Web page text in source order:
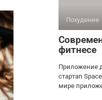
Похудение
фитнесе
Приложение
стартап
мире